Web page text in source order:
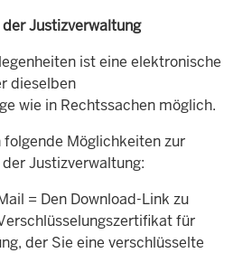
Justizverwaltung
ist eine elektronische
dieselben
wie in Rechtssachen möglich.
folgende Möglichkeiten zur
Justizverwaltung:
= Den Download-Link zu
für
der Sie eine verschlüsselte